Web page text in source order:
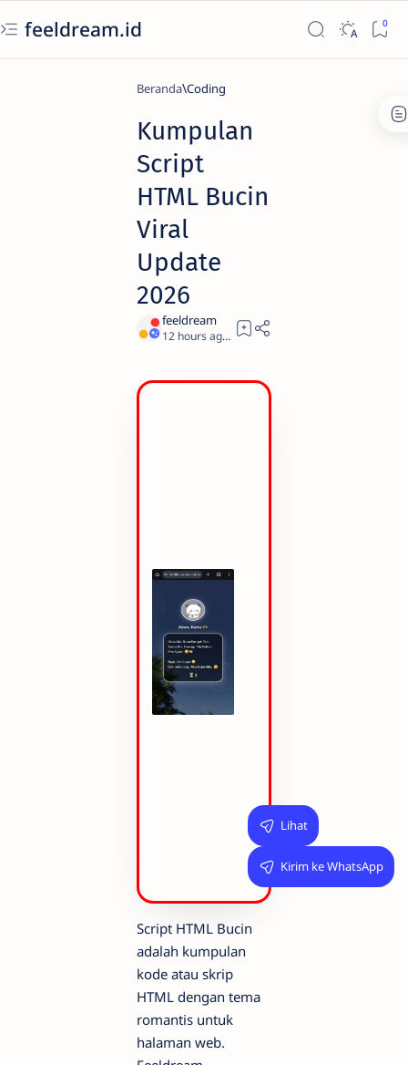
feeldream.id
Beranda Coding
Kumpulan
Script
HTML Bucin
Viral
Update
2026
12 hours ago 63
Lihat
Kirim ke WhatsApp
Script HTML Bucin
adalah kumpulan
kode atau skrip
HTML dengan tema
romantis untuk
halaman web.